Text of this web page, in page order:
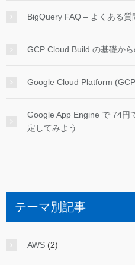
BigQuery FAQ – よくある質
GCP Cloud Build の基礎か
Google Cloud Platform
Google App Engine で 74円
定してみよう
テーマ別記事
AWS (2)